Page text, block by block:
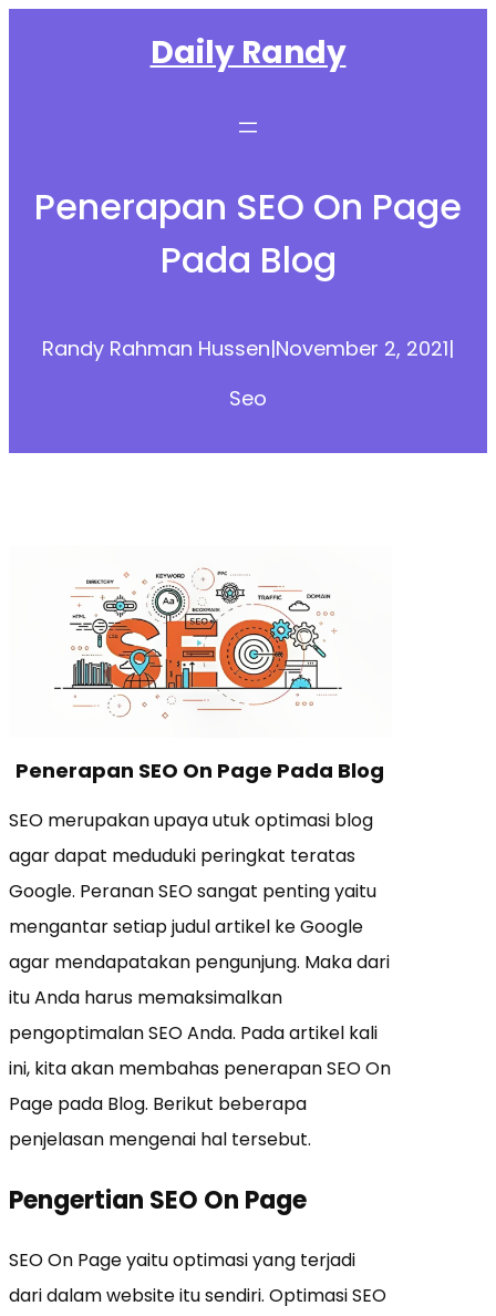
Daily Randy
Penerapan SEO On Page
Pada Blog
Randy Rahman Hussen|November 2, 2021|
Seo
Penerapan SEO On Page Pada Blog
SEO merupakan upaya utuk optimasi blog
agar dapat meduduki peringkat teratas
Google. Peranan SEO sangat penting yaitu
mengantar setiap judul artikel ke Google
agar mendapatakan pengunjung. Maka dari
itu Anda harus memaksimalkan
pengoptimalan SEO Anda. Pada artikel kali
ini, kita akan membahas penerapan SEO On
Page pada Blog. Berikut beberapa
penjelasan mengenai hal tersebut.
Pengertian SEO On Page
SEO On Page yaitu optimasi yang terjadi
dari dalam website itu sendiri. Optimasi SEO